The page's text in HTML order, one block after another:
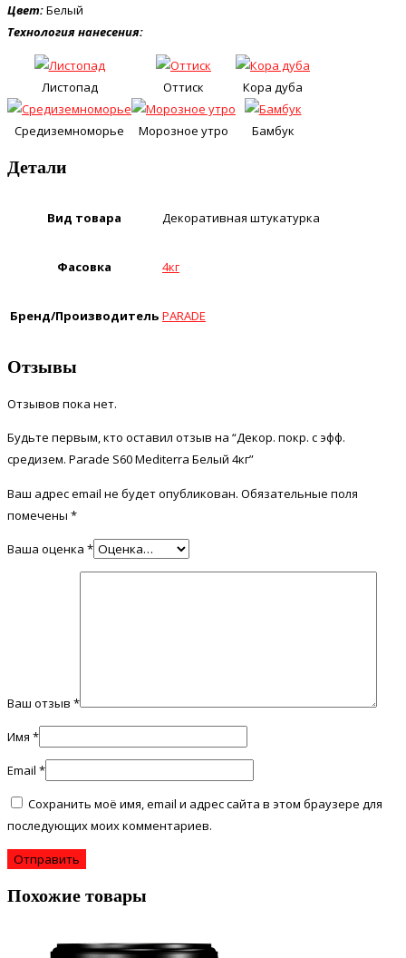
Цвет:Белый
Технология нанесения:
Листопад Оттиск Кора дуба
Средиземноморье Морозное утро Бамбук
Детали
Вид товара Декоративная штукатурка
Фасовка 4кг
Бренд/Производитель PARADE
Отзывы
Отзывов пока нет.
Будьте первым, кто оставил отзыв на “Декор. покр. с эфф.
средизем. Parade S60 Mediterra Белый 4кг”
Ваш адрес email не будет опубликован. Обязательные поля
помечены *
Ваша оценка *
Ваш отзыв *
Имя *
Email *
Сохранить моё имя, email и адрес сайта в этом браузере для
последующих моих комментариев.
Похожие товары